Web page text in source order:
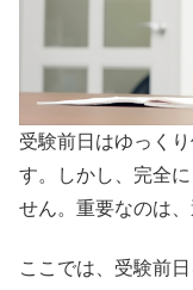
受験前日はゆっく
す。しかし、完全
せん。重要なのは
ここでは、受験前